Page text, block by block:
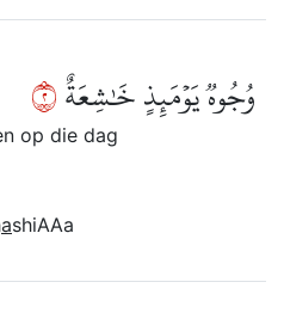
وُجُوهٞ يَوۡمَئِذٍ خَٰشِعَةٌ٢
op die dag
ashiAAa